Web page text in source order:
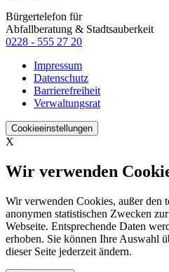
Bürgertelefon für
Abfallberatung & Stadtsauberkeit
0228 - 555 27 20
Impressum
Datenschutz
Barrierefreiheit
Verwaltungsrat
Cookieeinstellungen
X
Wir verwenden
Wir verwenden Cookies, außer den
anonymen statistischen Zwecken
Webseite. Entsprechende Daten
erhoben. Sie können Ihre Auswahl
dieser Seite jederzeit ändern.